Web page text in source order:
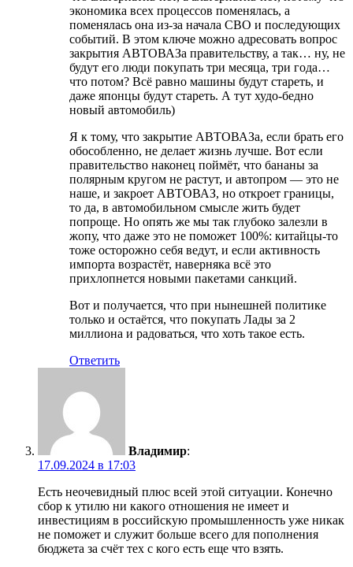
экономика всех процессов поменялась, а
поменялась она из-за начала СВО и последующих
событий. В этом ключе можно адресовать вопрос
закрытия АВТОВАЗа правительству, а так… ну, не
будут его люди покупать три месяца, три года…
что потом? Всё равно машины будут стареть, и
даже японцы будут стареть. А тут худо-бедно
новый автомобиль)
Я к тому, что закрытие АВТОВАЗа, если брать его
обособленно, не делает жизнь лучше. Вот если
правительство наконец поймёт, что бананы за
полярным кругом не растут, и автопром — это не
наше, и закроет АВТОВАЗ, но откроет границы,
то да, в автомобильном смысле жить будет
попроще. Но опять же мы так глубоко залезли в
жопу, что даже это не поможет 100%: китайцы-то
тоже осторожно себя ведут, и если активность
импорта возрастёт, наверняка всё это
прихлопнется новыми пакетами санкций.
Вот и получается, что при нынешней политике
только и остаётся, что покупать Лады за 2
миллиона и радоваться, что хоть такое есть.
Ответить
Владимир:
17.09.2024 в 17:03
Есть неочевидный плюс всей этой ситуации. Конечно
сбор к утилю ни какого отношения не имеет и
инвестициям в российскую промышленность уже никак
не поможет и служит больше всего для пополнения
бюджета за счёт тех с кого есть еще что взять.